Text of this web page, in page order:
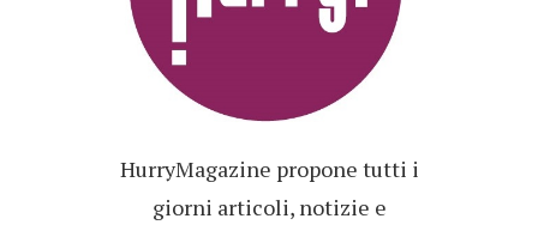
HurryMagazine propone tutti i
giorni articoli, notizie e